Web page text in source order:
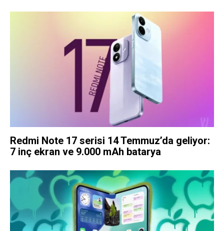
Redmi Note 17 serisi 14 Temmuz’da geliyor:
7 inç ekran ve 9.000 mAh batarya